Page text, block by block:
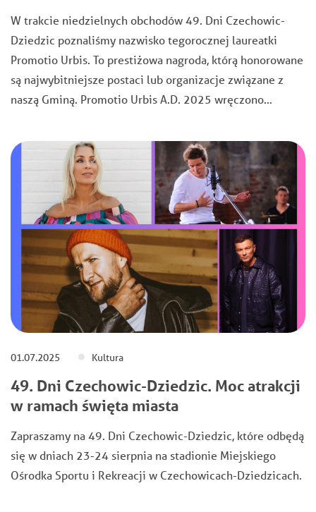
W trakcie niedzielnych obchodów 49. Dni Czechowic-
Dziedzic poznaliśmy nazwisko tegorocznej laureatki
Promotio Urbis. To prestiżowa nagroda, którą honorowane
są najwybitniejsze postaci lub organizacje związane z
naszą Gminą. Promotio Urbis A.D. 2025 wręczono…
01.07.2025 Kultura
49. Dni Czechowic-Dziedzic. Moc atrakcji
w ramach święta miasta
Zapraszamy na 49. Dni Czechowic-Dziedzic, które odbędą
się w dniach 23-24 sierpnia na stadionie Miejskiego
Ośrodka Sportu i Rekreacji w Czechowicach-Dziedzicach.